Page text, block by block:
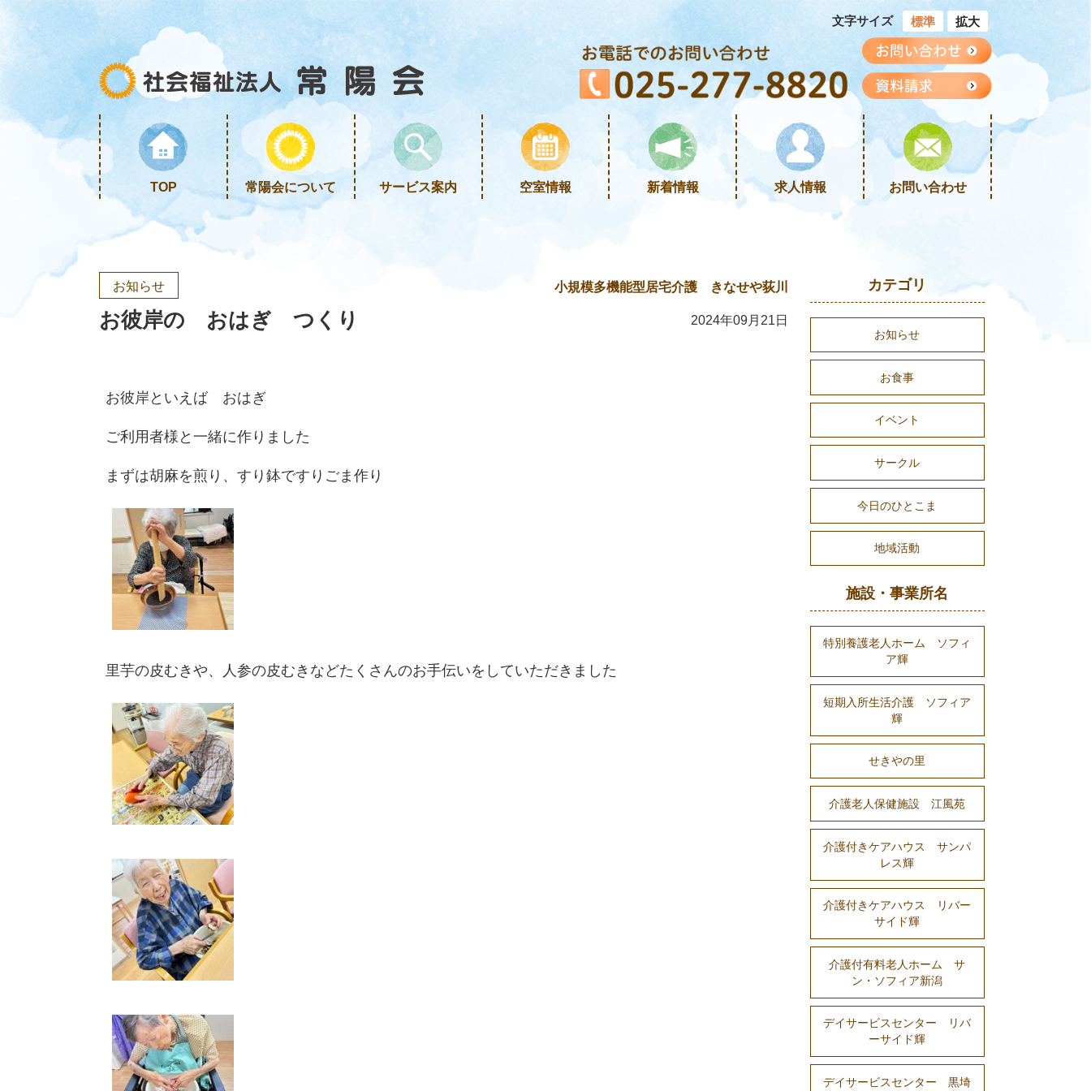
文字サイズ 標準 拡大
TOP 常陽会について サービス案内 空室情報 新着情報 求人情報 お問い合わせ
お知らせ 小規模多機能型居宅介護 きなせや荻川
お彼岸の おはぎ つくり 2024年09月21日
お彼岸といえば おはぎ
ご利用者様と一緒に作りました
まずは胡麻を煎り、すり鉢ですりごま作り
里芋の皮むきや、人参の皮むきなどたくさんのお手伝いをしていただきました
カテゴリ
お知らせ
お食事
イベント
サークル
今日のひとこま
地域活動
施設・事業所名
特別養護老人ホーム ソフィ
ア輝
短期入所生活介護 ソフィア
輝
せきやの里
介護老人保健施設 江風苑
介護付きケアハウス サンパ
レス輝
介護付きケアハウス リバー
サイド輝
介護付有料老人ホーム サ
ン・ソフィア新潟
デイサービスセンター リバ
ーサイド輝
デイサービスセンター 黒埼